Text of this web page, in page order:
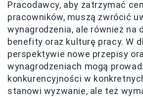
Pracodawcy, aby zatrzymać
pracowników, muszą zwrócić
wynagrodzenia, ale również na
benefity oraz kulturę pracy. W
perspektywie nowe przepisy
wynagrodzeniach mogą
konkurencyjności w
stanowi wyzwanie, ale też